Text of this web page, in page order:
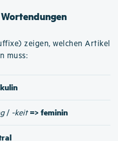
zeigen, welchen Artikel
muss:
/ -keit => feminin